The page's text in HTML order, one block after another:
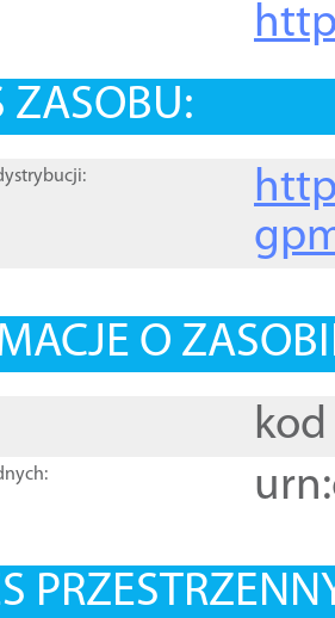
ZASOBU:
O
kod